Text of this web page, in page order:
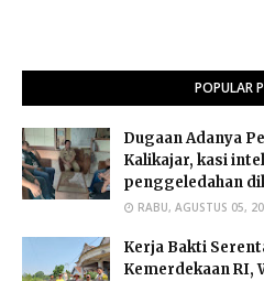
POPULAR
Dugaan Adanya
Kalikajar, kasi
penggeledahan
RABU, AGUSTUS 05,
Kerja Bakti
Kemerdekaan RI,